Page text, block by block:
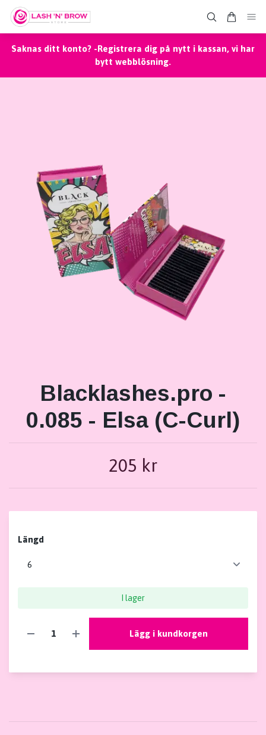
Saknas ditt konto? -Registrera dig på nytt i kassan, vi har
bytt webblösning.
Blacklashes.pro -
0.085 - Elsa (C-Curl)
205 kr
Längd
I lager
Lägg i kundkorgen